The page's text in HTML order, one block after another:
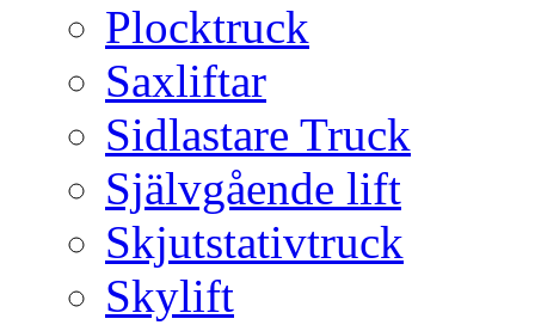
Plocktruck
Saxliftar
Sidlastare Truck
Självgående lift
Skjutstativtruck
Skylift